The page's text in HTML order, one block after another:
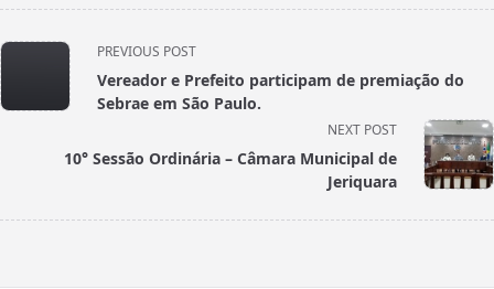
<span
class="nav-
subtitle
PREVIOUS POST
Vereador e Prefeito participam de premiação do
Sebrae em São Paulo.
NEXT POST
10° Sessão Ordinária – Câmara Municipal de
Jeriquara